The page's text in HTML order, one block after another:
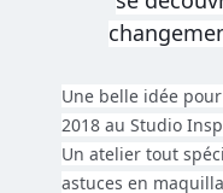
Une belle idée
2018 au Studio
Un atelier tout
astuces en